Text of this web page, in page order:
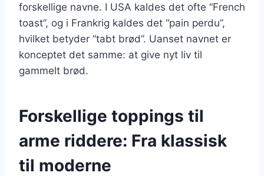
forskellige navne. I USA kaldes det ofte “French
toast”, og i Frankrig kaldes det “pain perdu”,
hvilket betyder “tabt brød”. Uanset navnet er
konceptet det samme: at give nyt liv til
gammelt brød.
Forskellige toppings til
arme riddere: Fra klassisk
til moderne